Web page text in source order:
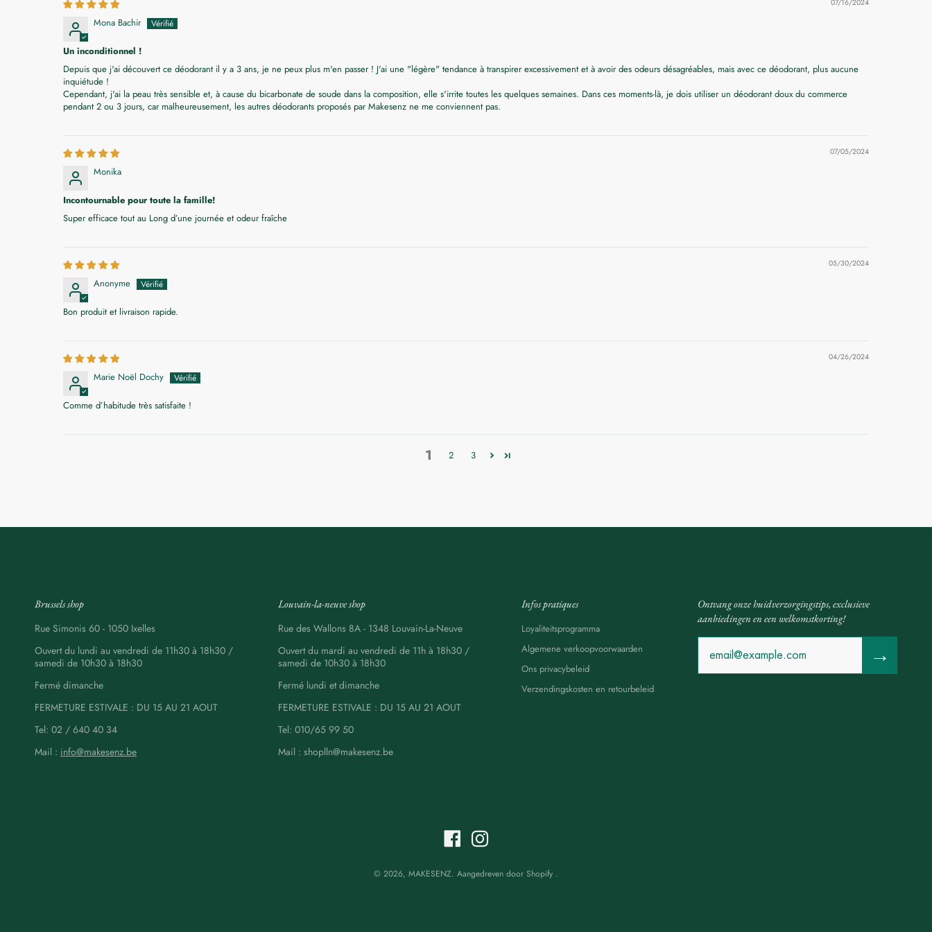
07/16/2024
Mona Bachir
Un inconditionnel !
Depuis que j'ai découvert ce déodorant il y a 3 ans, je ne peux plus m'en passer ! J'ai une "légère" tendance à transpirer excessivement et à avoir des odeurs désagréables, mais avec ce déodorant, plus aucune
inquiétude !
Cependant, j'ai la peau très sensible et, à cause du bicarbonate de soude dans la composition, elle s'irrite toutes les quelques semaines. Dans ces moments-là, je dois utiliser un déodorant doux du commerce
pendant 2 ou 3 jours, car malheureusement, les autres déodorants proposés par Makesenz ne me conviennent pas.
07/05/2024
Monika
Incontournable pour toute la famille!
Super efficace tout au Long d’une journée et odeur fraîche
05/30/2024
Anonyme
Bon produit et livraison rapide.
04/26/2024
Marie Noël Dochy
Comme d’habitude très satisfaite !
1 2 3
Brussels shop
Rue Simonis 60 - 1050 Ixelles
Ouvert du lundi au vendredi de 11h30 à 18h30 /
samedi de 10h30 à 18h30
Fermé dimanche
FERMETURE ESTIVALE : DU 15 AU 21 AOUT
Tel: 02 / 640 40 34
Mail : info@makesenz.be
Louvain-la-neuve shop
Rue des Wallons 8A - 1348 Louvain-La-Neuve
Ouvert du mardi au vendredi de 11h à 18h30 /
samedi de 10h30 à 18h30
Fermé lundi et dimanche
FERMETURE ESTIVALE : DU 15 AU 21 AOUT
Tel: 010/65 99 50
Mail : shoplln@makesenz.be
Infos pratiques
Loyaliteitsprogramma
Algemene verkoopvoorwaarden
Ons privacybeleid
Verzendingskosten en retourbeleid
Ontvang onze huidverzorgingstips, exclusieve
aanbiedingen en een welkomstkorting!
→
© 2026, MAKESENZ. Aangedreven door Shopify .